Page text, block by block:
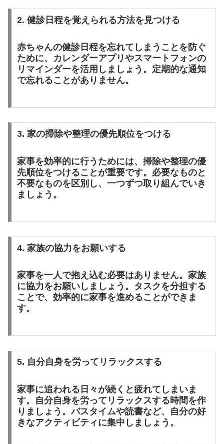
2. 健診日程を覚えられる方法を見つける
赤ちゃんの健診日程を忘れてしまうことを防ぐ
ために、カレンダーアプリやスマートフォンの
リマインダーを活用しましょう。定期的な通知
で忘れることがありません。
3. 家の掃除や整理の優先順位をつける
家事を効率的に行うためには、掃除や整理の優
先順位をつけることが重要です。必要なものと
不要なものを区別し、一つずつ取り組んでいき
ましょう。
4. 家族の協力をお願いする
家事を一人で抱え込む必要はありません。家族
に協力をお願いしましょう。タスクを分担する
ことで、効率的に家事を進めることができま
す。
5. 自分自身を労ってリラックスする
家事に追われる日々が続くと疲れてしまいま
す。自分自身を労ってリラックスする時間を作
りましょう。バスタイムや読書など、自分の好
きなアクティビティに集中しましょう。